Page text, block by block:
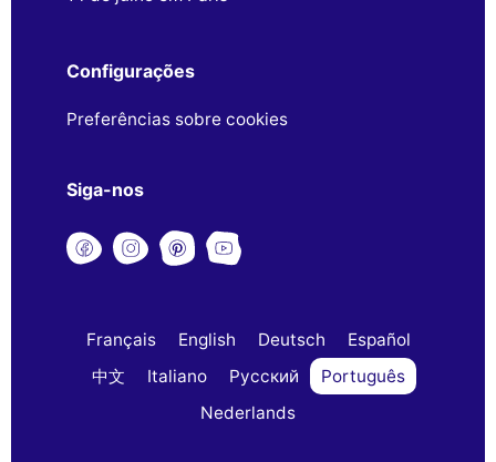
Configurações
Preferências sobre cookies
Siga-nos
Français English Deutsch
Español
中文
Italiano Русский
Português
Nederlands